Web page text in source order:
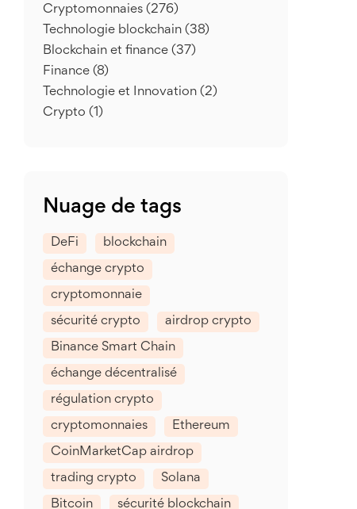
Cryptomonnaies (276)
Technologie blockchain (38)
Blockchain et finance (37)
Finance (8)
Technologie et Innovation (2)
Crypto (1)
Nuage de tags
DeFi blockchain
échange crypto
cryptomonnaie
sécurité crypto airdrop crypto
Binance Smart Chain
échange décentralisé
régulation crypto
cryptomonnaies Ethereum
CoinMarketCap airdrop
trading crypto Solana
Bitcoin sécurité blockchain